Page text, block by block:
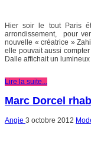
Hier soir le tout Paris
arrondissement, pour
nouvelle « créatrice »
elle pouvait aussi
Dalle affichait un
Lire la suite...
Marc Dorcel
Angie 3 octobre 2012